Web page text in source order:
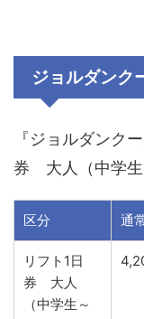
ジョルダンク
『ジョルダンク
券 大人（中学
区分 通
リフト1日
券 大人
（中学生～